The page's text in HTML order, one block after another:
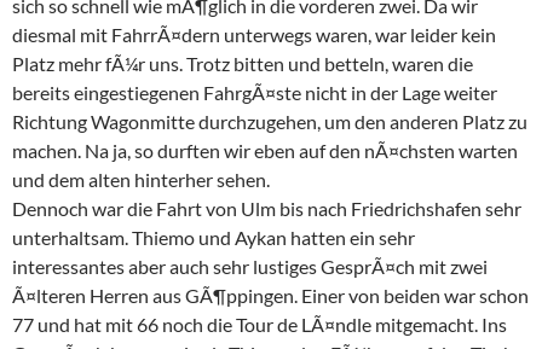
sich so schnell wie mÃ¶glich in die vorderen zwei. Da wir
diesmal mit FahrrÃ¤dern unterwegs waren, war leider kein
Platz mehr fÃ¼r uns. Trotz bitten und betteln, waren die
bereits eingestiegenen FahrgÃ¤ste nicht in der Lage weiter
Richtung Wagonmitte durchzugehen, um den anderen Platz zu
machen. Na ja, so durften wir eben auf den nÃ¤chsten warten
und dem alten hinterher sehen.
Dennoch war die Fahrt von Ulm bis nach Friedrichshafen sehr
unterhaltsam. Thiemo und Aykan hatten ein sehr
interessantes aber auch sehr lustiges GesprÃ¤ch mit zwei
Ã¤lteren Herren aus GÃ¶ppingen. Einer von beiden war schon
77 und hat mit 66 noch die Tour de LÃ¤ndle mitgemacht. Ins